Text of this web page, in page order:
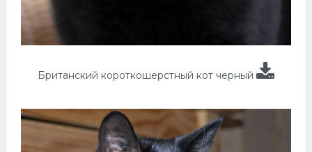
Британский короткошерстный кот черный